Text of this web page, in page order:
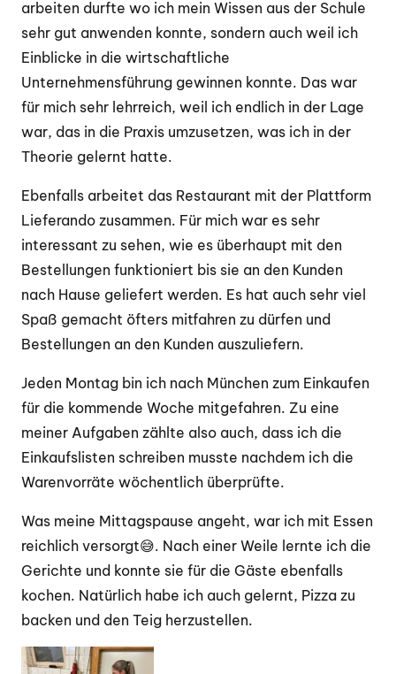
arbeiten durfte wo ich mein Wissen aus der Schule
sehr gut anwenden konnte, sondern auch weil ich
Einblicke in die wirtschaftliche
Unternehmensführung gewinnen konnte. Das war
für mich sehr lehrreich, weil ich endlich in der Lage
war, das in die Praxis umzusetzen, was ich in der
Theorie gelernt hatte.
Ebenfalls arbeitet das Restaurant mit der Plattform
Lieferando zusammen. Für mich war es sehr
interessant zu sehen, wie es überhaupt mit den
Bestellungen funktioniert bis sie an den Kunden
nach Hause geliefert werden. Es hat auch sehr viel
Spaß gemacht öfters mitfahren zu dürfen und
Bestellungen an den Kunden auszuliefern.
Jeden Montag bin ich nach München zum Einkaufen
für die kommende Woche mitgefahren. Zu eine
meiner Aufgaben zählte also auch, dass ich die
Einkaufslisten schreiben musste nachdem ich die
Warenvorräte wöchentlich überprüfte.
Was meine Mittagspause angeht, war ich mit Essen
reichlich versorgt😅. Nach einer Weile lernte ich die
Gerichte und konnte sie für die Gäste ebenfalls
kochen. Natürlich habe ich auch gelernt, Pizza zu
backen und den Teig herzustellen.